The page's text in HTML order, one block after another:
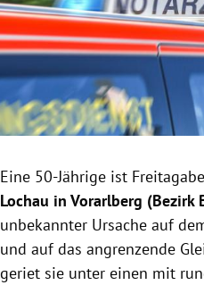
Untermenü
Untermenü
Untermenü
Untermenü
Eine 50-Jährige ist
Lochau in Vorarlberg (Bezirk
unbekannter Ursache auf
und auf das angrenzende
geriet sie unter einen mit